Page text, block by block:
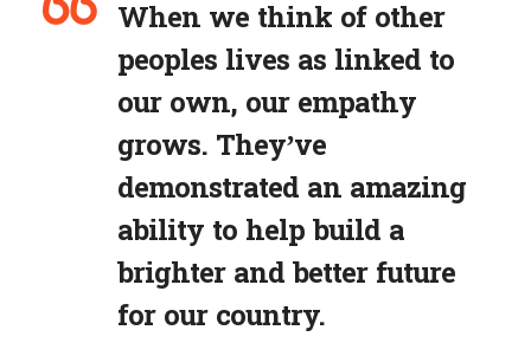
When we think of other
peoples lives as linked to
our own, our empathy
grows. They’ve
demonstrated an amazing
ability to help build a
brighter and better future
for our country.